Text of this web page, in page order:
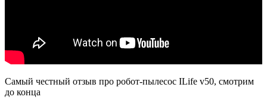
Самый честный отзыв про робот-пылесос ILife v50, смотрим
до конца